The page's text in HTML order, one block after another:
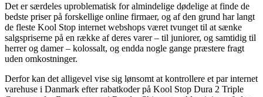
Det er særdeles uproblematisk for almindelige dødelige at finde de
bedste priser på forskellige online firmaer, og af den grund har langt
de fleste Kool Stop internet webshops været tvunget til at sænke
salgspriserne på en række af deres varer – til juniorer, og samtidig til
herrer og damer – kolossalt, og endda nogle gange præstere fragt
uden omkostninger.
Derfor kan det alligevel vise sig lønsomt at kontrollere et par internet
varehuse i Danmark efter rabatkoder på Kool Stop Dura 2 Triple